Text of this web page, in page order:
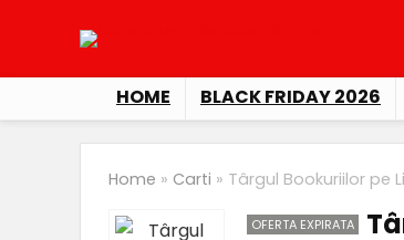
HOME BLACK FRIDAY 2026
Home » Carti » Târgul Bookuriilor pe
OFERTA EXPIRATA